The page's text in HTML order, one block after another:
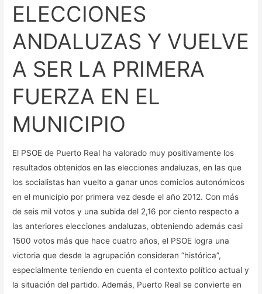
ELECCIONES
ANDALUZAS Y VUELVE
A SER LA PRIMERA
FUERZA EN EL
MUNICIPIO
El PSOE de Puerto Real ha valorado muy positivamente los
resultados obtenidos en las elecciones andaluzas, en las que
los socialistas han vuelto a ganar unos comicios autonómicos
en el municipio por primera vez desde el año 2012. Con más
de seis mil votos y una subida del 2,16 por ciento respecto a
las anteriores elecciones andaluzas, obteniendo además casi
1500 votos más que hace cuatro años, el PSOE logra una
victoria que desde la agrupación consideran “histórica”,
especialmente teniendo en cuenta el contexto político actual y
la situación del partido. Además, Puerto Real se convierte en
FUERZA
EN
EL
MUNICIPIO